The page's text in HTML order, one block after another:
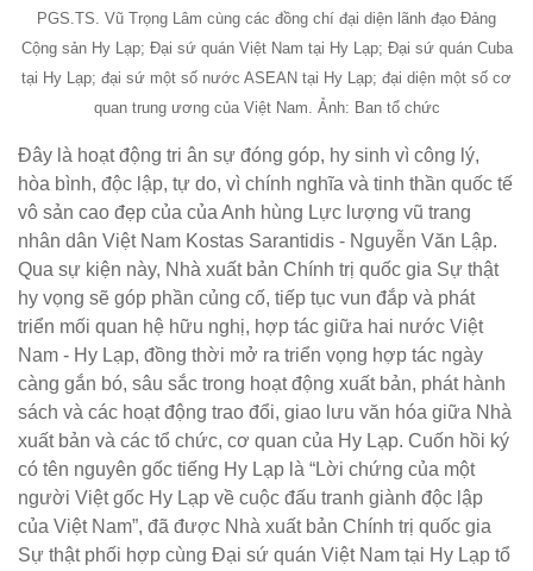
PGS.TS. Vũ Trọng Lâm cùng các đồng chí đại diện lãnh đạo Đảng
Cộng sản Hy Lạp; Đại sứ quán Việt Nam tại Hy Lạp; Đại sứ quán Cuba
tại Hy Lạp; đại sứ một số nước ASEAN tại Hy Lạp; đại diện một số cơ
quan trung ương của Việt Nam. Ảnh: Ban tổ chức
Đây là hoạt động tri ân sự đóng góp, hy sinh vì công lý,
hòa bình, độc lập, tự do, vì chính nghĩa và tinh thần quốc tế
vô sản cao đẹp của của Anh hùng Lực lượng vũ trang
nhân dân Việt Nam Kostas Sarantidis - Nguyễn Văn Lập.
Qua sự kiện này, Nhà xuất bản Chính trị quốc gia Sự thật
hy vọng sẽ góp phần củng cố, tiếp tục vun đắp và phát
triển mối quan hệ hữu nghị, hợp tác giữa hai nước Việt
Nam - Hy Lạp, đồng thời mở ra triển vọng hợp tác ngày
càng gắn bó, sâu sắc trong hoạt động xuất bản, phát hành
sách và các hoạt động trao đổi, giao lưu văn hóa giữa Nhà
xuất bản và các tổ chức, cơ quan của Hy Lạp. Cuốn hồi ký
có tên nguyên gốc tiếng Hy Lạp là “Lời chứng của một
người Việt gốc Hy Lạp về cuộc đấu tranh giành độc lập
của Việt Nam”, đã được Nhà xuất bản Chính trị quốc gia
Sự thật phối hợp cùng Đại sứ quán Việt Nam tại Hy Lạp tổ